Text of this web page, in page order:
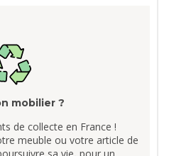
mobilier ?
de collecte en France !
meuble ou votre article de